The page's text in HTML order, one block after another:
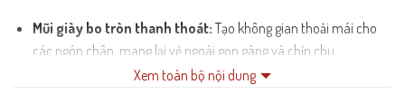
Mũi giày bo tròn thanh thoát:Tạo không gian thoải mái cho
các ngón chân, mang lại vẻ ngoài gọn gàng và chỉn chu.
Xem toàn bộ nội dung